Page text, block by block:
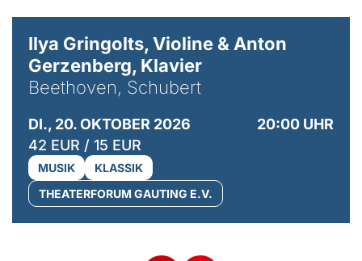
Ilya Gringolts, Violine & Anton
Gerzenberg, Klavier
Beethoven, Schubert
DI., 20. OKTOBER 2026
20:00 UHR
42 EUR / 15 EUR
MUSIK
KLASSIK
THEATERFORUM GAUTING E.V.